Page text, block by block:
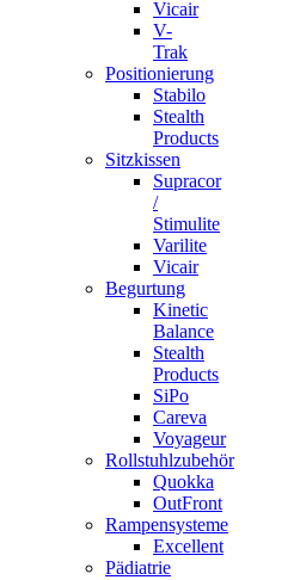
Vicair
V-
Trak
Positionierung
Stabilo
Stealth
Products
Sitzkissen
Supracor
/
Stimulite
Varilite
Vicair
Begurtung
Kinetic
Balance
Stealth
Products
SiPo
Careva
Voyageur
Rollstuhlzubehör
Quokka
OutFront
Rampensysteme
Excellent
Pädiatrie